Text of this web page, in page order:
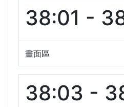
38:01 -
畫面區
38:03 -